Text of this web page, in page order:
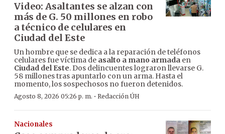
Video: Asaltantes se alzan con
más de G. 50 millones en robo
a técnico de celulares en
Ciudad del Este
Un hombre que se dedica a la reparación de teléfonos
celulares fue víctima de asalto a mano armada en
Ciudad del Este. Dos delincuentes lograron llevarse G.
58 millones tras apuntarlo con un arma. Hasta el
momento, los sospechosos no fueron detenidos.
Agosto 8, 2026 05:26 p. m. · Redacción ÚH
Nacionales